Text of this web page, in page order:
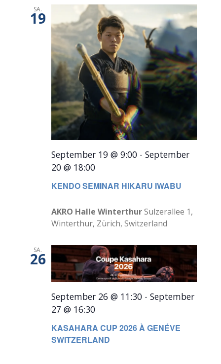
SA.
19
KENDO SEMINAR HIKARU IWABU
September 19 @ 9:00- September
20 @ 18:00
AKRO Halle WinterthurSulzerallee 1,
Winterthur, Zürich, Switzerland
SA.
26
KASAHARA CUP 2026 À GENÉVE
SWITZERLAND
September 26 @ 11:30- September
27 @ 16:30